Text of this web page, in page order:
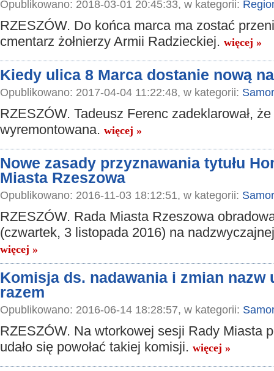
Opublikowano: 2018-03-01 20:45:33, w kategorii:
RZESZÓW. Do końca marca ma zostać
cmentarz żołnierzy Armii Radzieckiej. więcej »
Kiedy ulica 8 Marca dostanie nową
Opublikowano: 2017-04-04 11:22:48, w kategorii:
RZESZÓW. Tadeusz Ferenc zadeklarował,
wyremontowana. więcej »
Nowe zasady przyznawania tytułu
Miasta Rzeszowa
Opublikowano: 2016-11-03 18:12:51, w kategorii:
RZESZÓW. Rada Miasta Rzeszowa
(czwartek, 3 listopada 2016) na
więcej »
Komisja ds. nadawania i zmian nazw
razem
Opublikowano: 2016-06-14 18:28:57, w kategorii:
RZESZÓW. Na wtorkowej sesji Rady Miasta
udało się powołać takiej komisji. więcej »